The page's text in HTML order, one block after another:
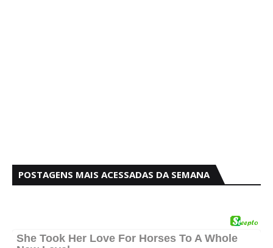
POSTAGENS MAIS ACESSADAS DA SEMANA